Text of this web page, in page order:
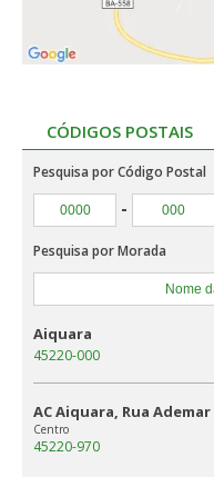
CÓDIGOS POSTAIS
Pesquisa por Código Postal
-
Pesquisa por Morada
Aiquara
45220-000
AC Aiquara, Rua
Centro
45220-970